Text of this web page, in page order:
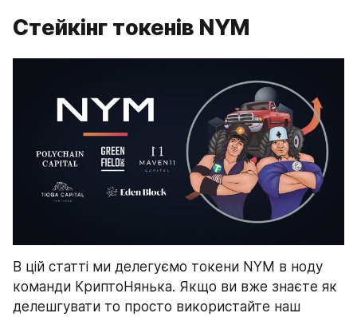
Стейкінг токенів NYM
В цій статті ми делегуємо токени NYM в ноду
команди КриптоНянька. Якщо ви вже знаєте як
делешгувати то просто використайте наш